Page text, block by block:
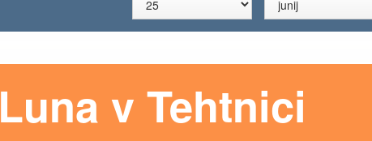
Luna v Tehtnici